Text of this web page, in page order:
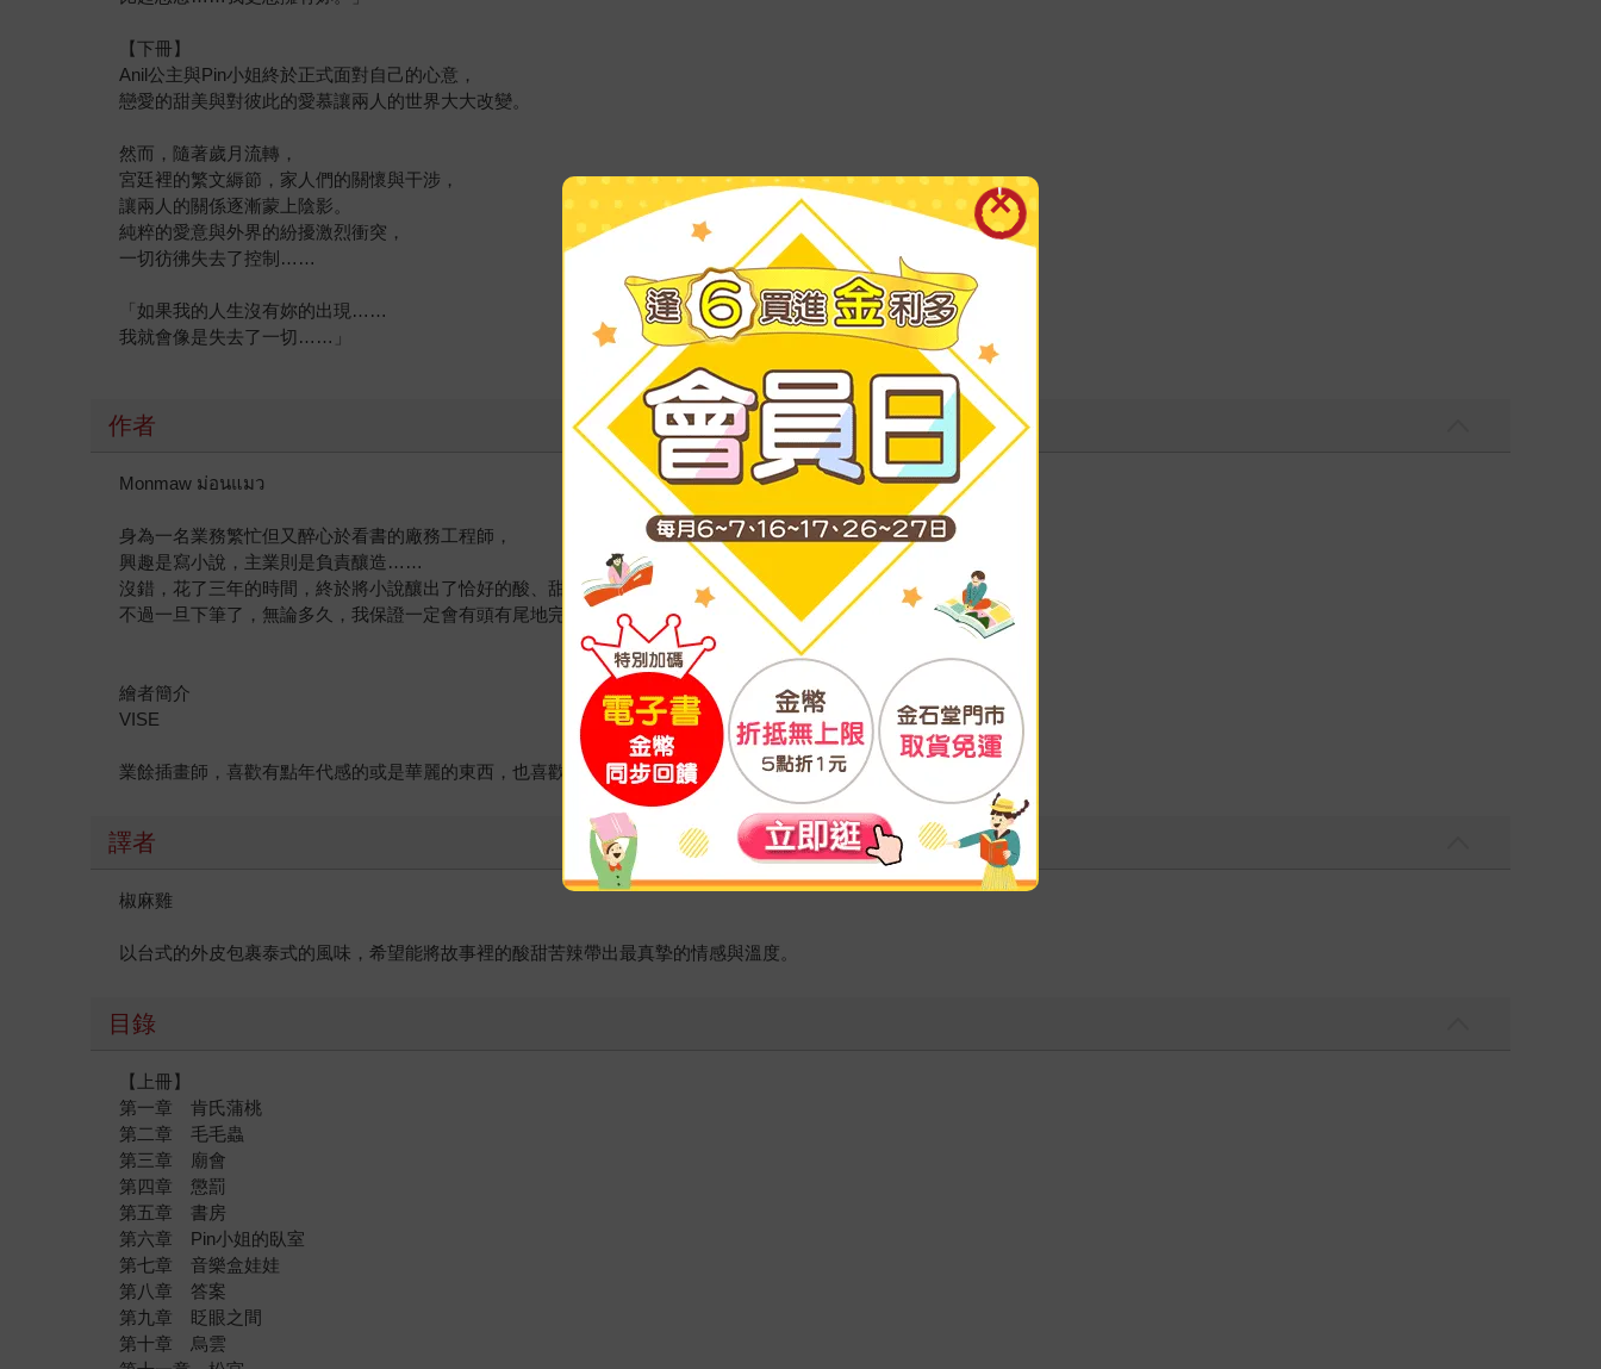
【下冊】
Anil公主與Pin小姐終於正式面對自己的心意，
戀愛的甜美與對彼此的愛慕讓兩人的世界大大改變。
然而，隨著歲月流轉，
宮廷裡的繁文縟節，家人們的關懷與干涉，
讓兩人的關係逐漸蒙上陰影。
純粹的愛意與外界的紛擾激烈衝突，
一切彷彿失去了控制……
「如果我的人生沒有妳的出現……
我就會像是失去了一切……」
作者
Monmaw ม่อนแมว
身為一名業務繁忙但又醉心於看書的廠務工程師，
興趣是寫小說，主業則是負責釀造……
沒錯，花了三年的時間，終於將小說釀出了恰好的酸、甜、鹹。
不過一旦下筆了，無論多久，我保證一定會有頭有尾地完成: )
繪者簡介
VISE
業餘插畫師，喜歡有點年代感的或是華麗的東西，也喜歡描繪各式各樣的女性。
譯者
椒麻雞
以台式的外皮包裹泰式的風味，希望能將故事裡的酸甜苦辣帶出最真摯的情感與溫度。
目錄
【上冊】
第一章 肯氏蒲桃
第二章 毛毛蟲
第三章 廟會
第四章 懲罰
第五章 書房
第六章 Pin小姐的臥室
第七章 音樂盒娃娃
第八章 答案
第九章 眨眼之間
第十章 烏雲